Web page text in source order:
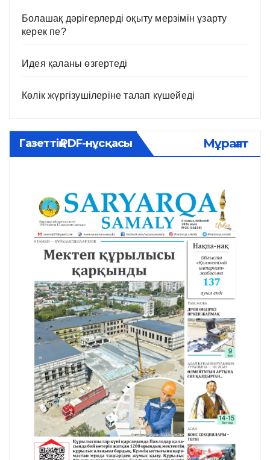
Болашақ дәрігерлерді оқыту мерзімін ұзарту
керек пе?
Идея қаланы өзгертеді
Көлік жүргізушілеріне талап күшейеді
Газеттің PDF-нұсқасы Мұрағат